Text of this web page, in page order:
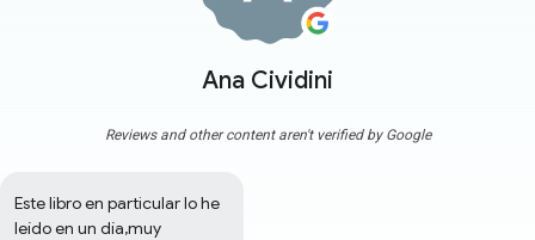
Ana Cividini
Reviews and other content aren't verified by Google
Este libro en particular lo he
leído en un día,muy